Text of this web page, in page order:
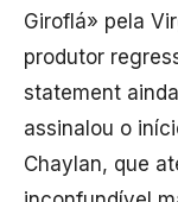
Giroflá» pela
produtor
statement
assinalou o
Chaylan, que